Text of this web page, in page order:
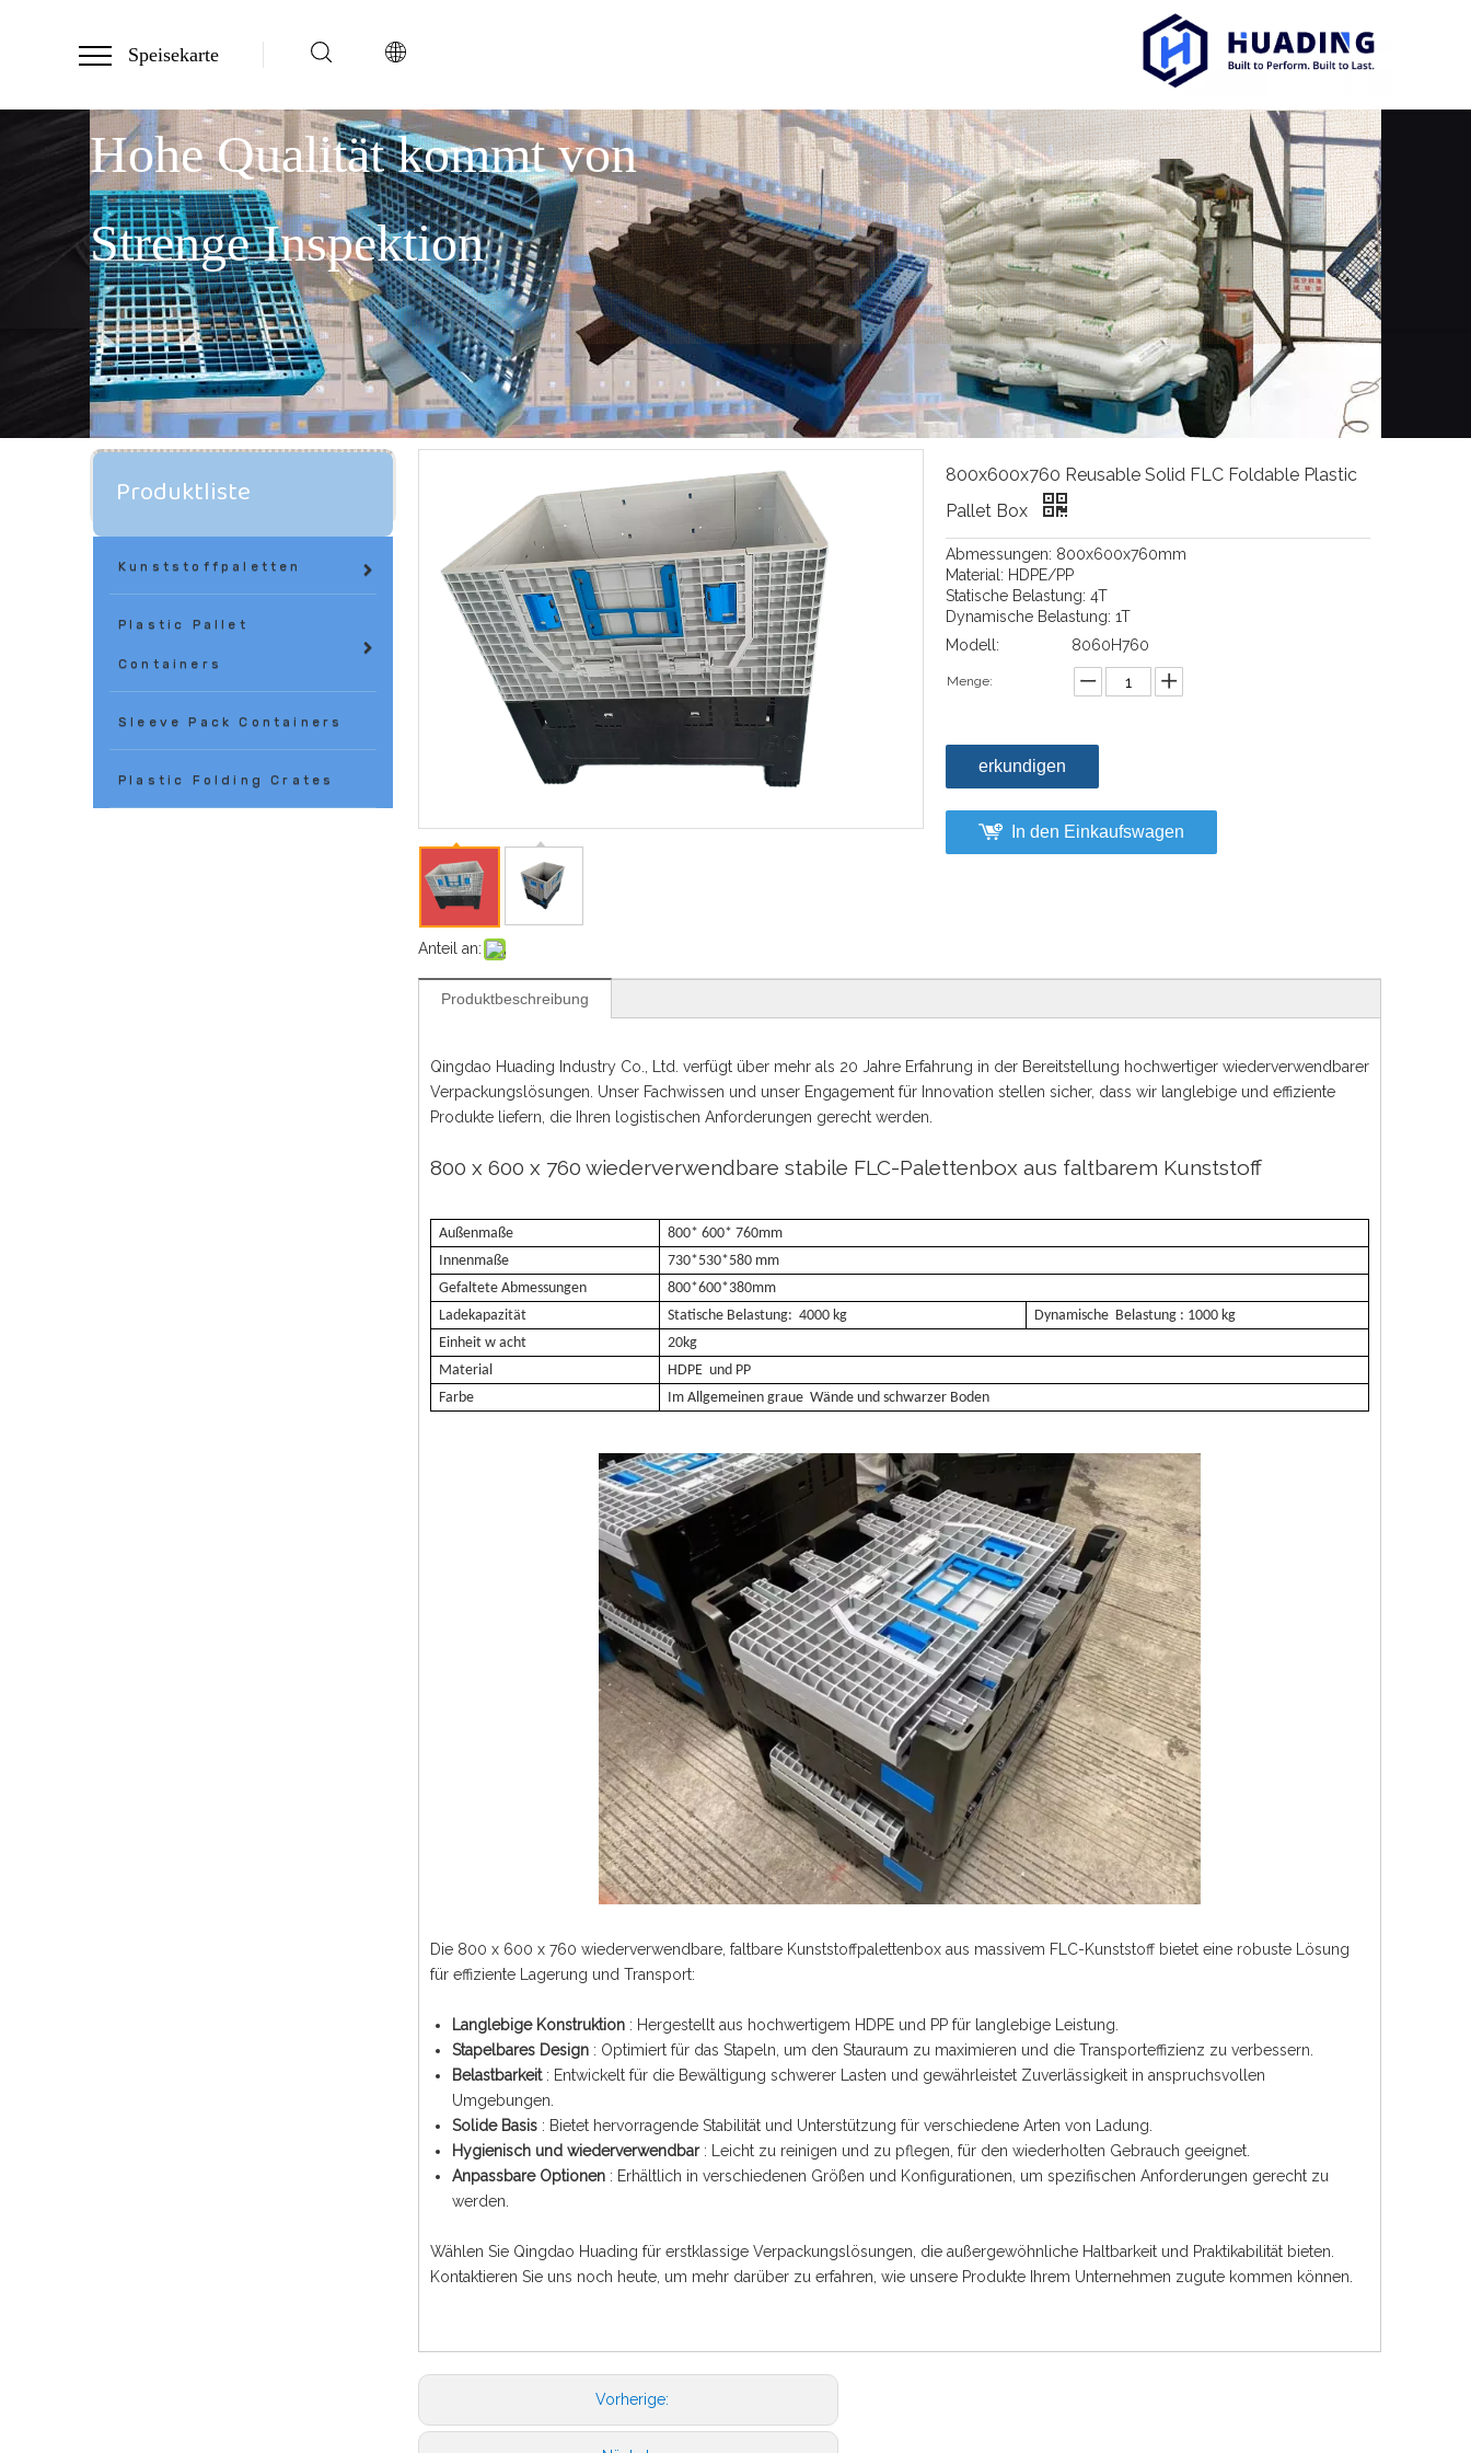
Speisekarte
Hohe Qualität kommt von
Strenge Inspektion
Produktliste
Kunststoffpaletten
Plastic Pallet
Containers
Sleeve Pack Containers
Plastic Folding Crates
Anteil an:
800x600x760 Reusable Solid FLC Foldable Plastic
Pallet Box
Abmessungen: 800x600x760mm
Material: HDPE/PP
Statische Belastung: 4T
Dynamische Belastung: 1T
Modell:
8060H760
Menge:
erkundigen
In den Einkaufswagen
Produktbeschreibung
Qingdao Huading Industry Co., Ltd. verfügt über mehr als 20 Jahre Erfahrung in der Bereitstellung hochwertiger wiederverwendbarer
Verpackungslösungen. Unser Fachwissen und unser Engagement für Innovation stellen sicher, dass wir langlebige und effiziente
Produkte liefern, die Ihren logistischen Anforderungen gerecht werden.
800 x 600 x 760 wiederverwendbare stabile FLC-Palettenbox aus faltbarem Kunststoff
Außenmaße 800*600*760mm
Innenmaße
730*530*580 mm
Gefaltete Abmessungen
800*600*380mm
Ladekapazität
Statische Belastung: 4000 kg Dynamische Belastung : 1000 kg
Einheitwacht 20kg
Material
HDPEund PP
Farbe
Im Allgemeinengraue Wände und schwarzer Boden
Die 800 x 600 x 760 wiederverwendbare, faltbare Kunststoffpalettenbox aus massivem FLC-Kunststoff bietet eine robuste Lösung
für effiziente Lagerung und Transport:
Langlebige Konstruktion : Hergestellt aus hochwertigem HDPE und PP für langlebige Leistung.
Stapelbares Design : Optimiert für das Stapeln, um den Stauraum zu maximieren und die Transporteffizienz zu verbessern.
Belastbarkeit : Entwickelt für die Bewältigung schwerer Lasten und gewährleistet Zuverlässigkeit in anspruchsvollen
Umgebungen.
Solide Basis : Bietet hervorragende Stabilität und Unterstützung für verschiedene Arten von Ladung.
Hygienisch und wiederverwendbar : Leicht zu reinigen und zu pflegen, für den wiederholten Gebrauch geeignet.
Anpassbare Optionen : Erhältlich in verschiedenen Größen und Konfigurationen, um spezifischen Anforderungen gerecht zu
werden.
Wählen Sie Qingdao Huading für erstklassige Verpackungslösungen, die außergewöhnliche Haltbarkeit und Praktikabilität bieten.
Kontaktieren Sie uns noch heute, um mehr darüber zu erfahren, wie unsere Produkte Ihrem Unternehmen zugute kommen können.
Vorherige: